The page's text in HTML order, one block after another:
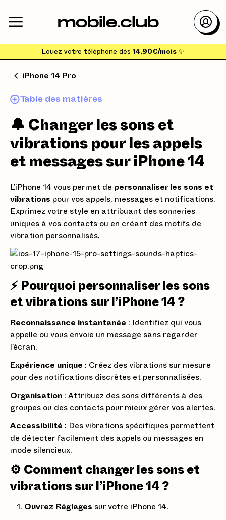
Louez votre téléphone dès 14,90€/mois ✨
iPhone 14 Pro
Table des matières
🔔 Changer les sons et
vibrations pour les appels
et messages sur iPhone 14
L’iPhone 14 vous permet de personnaliser les sons et
vibrations pour vos appels, messages et notifications.
Exprimez votre style en attribuant des sonneries
uniques à vos contacts ou en créant des motifs de
vibration personnalisés.
⚡ Pourquoi personnaliser les sons
et vibrations sur l’iPhone 14 ?
Reconnaissance instantanée : Identifiez qui vous
appelle ou vous envoie un message sans regarder
l’écran.
Expérience unique : Créez des vibrations sur mesure
pour des notifications discrètes et personnalisées.
Organisation : Attribuez des sons différents à des
groupes ou des contacts pour mieux gérer vos alertes.
Accessibilité : Des vibrations spécifiques permettent
de détecter facilement des appels ou messages en
mode silencieux.
⚙️ Comment changer les sons et
vibrations sur l’iPhone 14 ?
Ouvrez Réglages sur votre iPhone 14.